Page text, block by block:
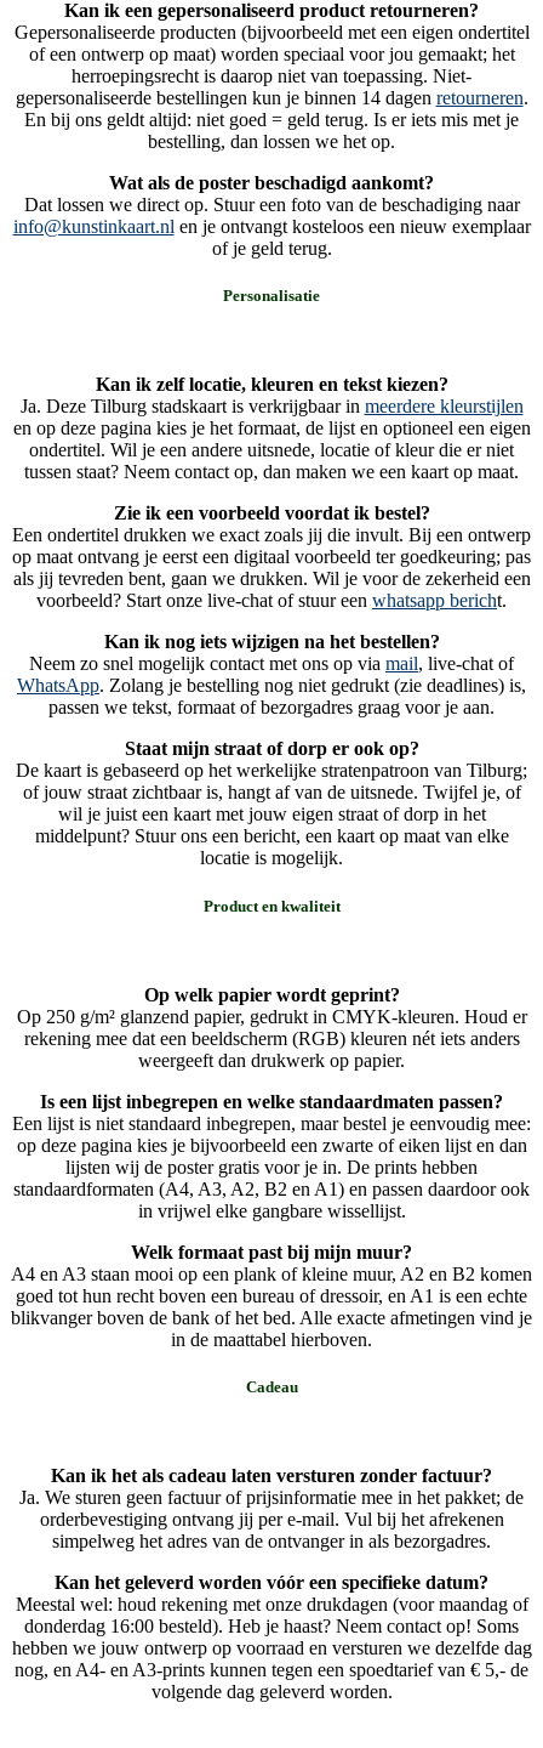
Kan ik een gepersonaliseerd product retourneren?
Gepersonaliseerde producten (bijvoorbeeld met een eigen ondertitel
of een ontwerp op maat) worden speciaal voor jou gemaakt; het
herroepingsrecht is daarop niet van toepassing. Niet-
gepersonaliseerde bestellingen kun je binnen 14 dagen retourneren.
En bij ons geldt altijd: niet goed = geld terug. Is er iets mis met je
bestelling, dan lossen we het op.
Wat als de poster beschadigd aankomt?
Dat lossen we direct op. Stuur een foto van de beschadiging naar
info@kunstinkaart.nl en je ontvangt kosteloos een nieuw exemplaar
of je geld terug.
Personalisatie
Kan ik zelf locatie, kleuren en tekst kiezen?
Ja. Deze Tilburg stadskaart is verkrijgbaar in meerdere kleurstijlen
en op deze pagina kies je het formaat, de lijst en optioneel een eigen
ondertitel. Wil je een andere uitsnede, locatie of kleur die er niet
tussen staat? Neem contact op, dan maken we een kaart op maat.
Zie ik een voorbeeld voordat ik bestel?
Een ondertitel drukken we exact zoals jij die invult. Bij een ontwerp
op maat ontvang je eerst een digitaal voorbeeld ter goedkeuring; pas
als jij tevreden bent, gaan we drukken. Wil je voor de zekerheid een
voorbeeld? Start onze live-chat of stuur een whatsapp bericht.
Kan ik nog iets wijzigen na het bestellen?
Neem zo snel mogelijk contact met ons op via mail, live-chat of
WhatsApp. Zolang je bestelling nog niet gedrukt (zie deadlines) is,
passen we tekst, formaat of bezorgadres graag voor je aan.
Staat mijn straat of dorp er ook op?
De kaart is gebaseerd op het werkelijke stratenpatroon van Tilburg;
of jouw straat zichtbaar is, hangt af van de uitsnede. Twijfel je, of
wil je juist een kaart met jouw eigen straat of dorp in het
middelpunt? Stuur ons een bericht, een kaart op maat van elke
locatie is mogelijk.
Product en kwaliteit
Op welk papier wordt geprint?
Op 250 g/m² glanzend papier, gedrukt in CMYK-kleuren. Houd er
rekening mee dat een beeldscherm (RGB) kleuren nét iets anders
weergeeft dan drukwerk op papier.
Is een lijst inbegrepen en welke standaardmaten passen?
Een lijst is niet standaard inbegrepen, maar bestel je eenvoudig mee:
op deze pagina kies je bijvoorbeeld een zwarte of eiken lijst en dan
lijsten wij de poster gratis voor je in. De prints hebben
standaardformaten (A4, A3, A2, B2 en A1) en passen daardoor ook
in vrijwel elke gangbare wissellijst.
Welk formaat past bij mijn muur?
A4 en A3 staan mooi op een plank of kleine muur, A2 en B2 komen
goed tot hun recht boven een bureau of dressoir, en A1 is een echte
blikvanger boven de bank of het bed. Alle exacte afmetingen vind je
in de maattabel hierboven.
Cadeau
Kan ik het als cadeau laten versturen zonder factuur?
Ja. We sturen geen factuur of prijsinformatie mee in het pakket; de
orderbevestiging ontvang jij per e-mail. Vul bij het afrekenen
simpelweg het adres van de ontvanger in als bezorgadres.
Kan het geleverd worden vóór een specifieke datum?
Meestal wel: houd rekening met onze drukdagen (voor maandag of
donderdag 16:00 besteld). Heb je haast? Neem contact op! Soms
hebben we jouw ontwerp op voorraad en versturen we dezelfde dag
nog, en A4- en A3-prints kunnen tegen een spoedtarief van € 5,- de
volgende dag geleverd worden.